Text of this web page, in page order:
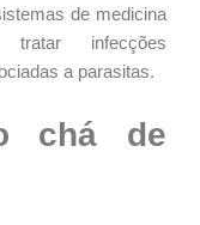
de medicina
tratar infecções
a parasitas.
chá de